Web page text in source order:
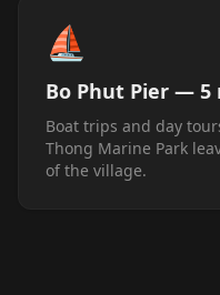
⛵
Bo Phut Pier — 5
Boat trips and day
Thong Marine Park
of the village.